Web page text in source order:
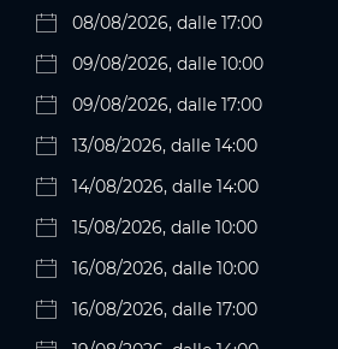
08/08/2026, dalle 17:00
09/08/2026, dalle 10:00
09/08/2026, dalle 17:00
13/08/2026, dalle 14:00
14/08/2026, dalle 14:00
15/08/2026, dalle 10:00
16/08/2026, dalle 10:00
16/08/2026, dalle 17:00